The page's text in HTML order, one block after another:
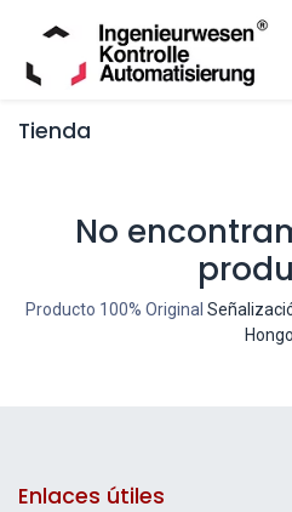
Tienda
No
Producto 100% Original
Hongo
Enlaces útiles